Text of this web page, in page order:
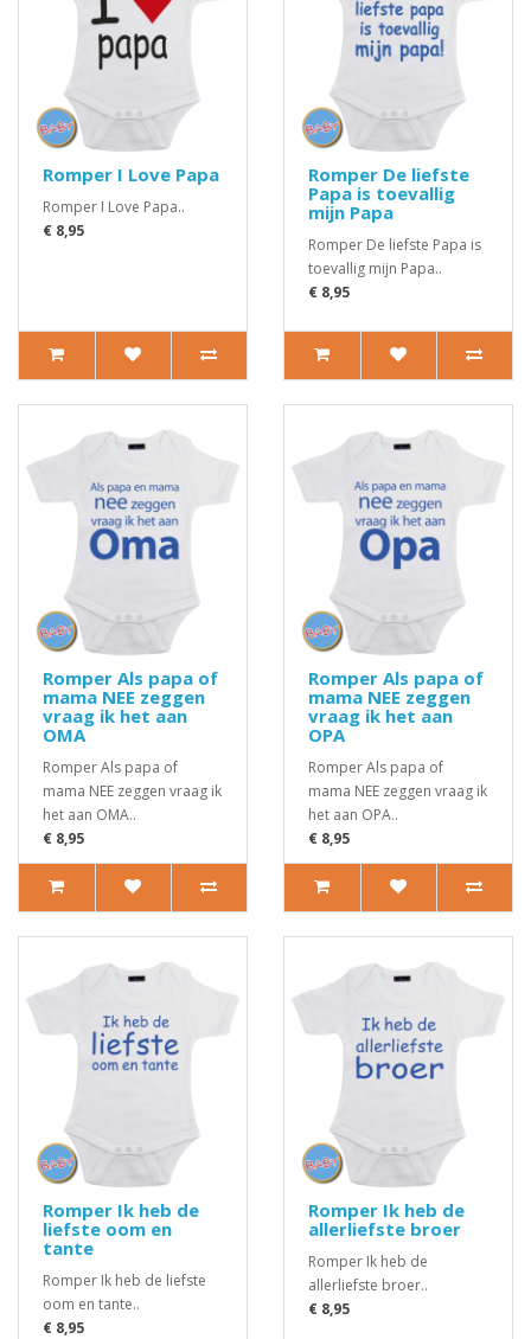
Romper I Love Papa
Romper I Love Papa..
€ 8,95
Romper De liefste
Papa is toevallig
mijn Papa
Romper De liefste Papa is
toevallig mijn Papa..
€ 8,95
Romper Als papa of
mama NEE zeggen
vraag ik het aan
OMA
Romper Als papa of
mama NEE zeggen vraag ik
het aan OMA..
€ 8,95
Romper Als papa of
mama NEE zeggen
vraag ik het aan
OPA
Romper Als papa of
mama NEE zeggen vraag ik
het aan OPA..
€ 8,95
Romper Ik heb de
liefste oom en
tante
Romper Ik heb de liefste
oom en tante..
€ 8,95
Romper Ik heb de
allerliefste broer
Romper Ik heb de
allerliefste broer..
€ 8,95